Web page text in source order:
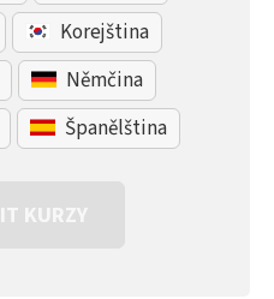
Korejština
Němčina
Španělština
KURZY